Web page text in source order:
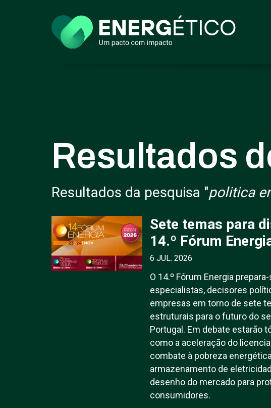
Resultados
Resultados da pesquisa "politica
Sete temas para
14.º Fórum
6 JUL. 2026
O 14.º Fórum Energia
especialistas, decisores
empresas em torno de sete
estruturais para o futuro do
Portugal. Em debate estarão
como a aceleração do
combate à pobreza
armazenamento de
desenho do mercado para
consumidores.